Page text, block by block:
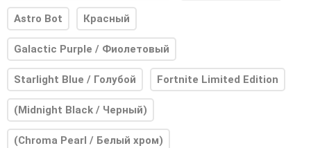
Astro Bot Красный
Galactic Purple / Фиолетовый
Starlight Blue / Голубой Fortnite Limited Edition
(Midnight Black / Черный)
(Chroma Pearl / Белый хром)